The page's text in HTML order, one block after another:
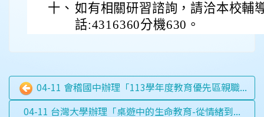
十、 如有相關研習諮詢，請洽本校輔
話:4316360分機630。
04-11 會稽國中辦理「113學年度教育優先區親職...
04-11 台灣大學辦理「桌遊中的生命教育-從情緒到...